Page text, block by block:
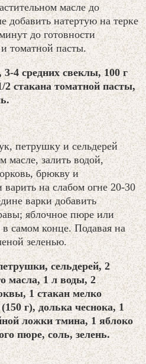
масле до
добавить натертую на терке
до готовности
томатной пасты.
4 средних свеклы, 100 г
2 стакана томатной пасты,
петрушку и сельдерей
масле, залить водой,
брюкву и
на слабом огне 20-30
варки добавить
яблочное пюре или
в самом конце. Подавая на
зеленью.
сельдерей, 2
масла, 1 л воды, 2
1 стакан мелко
г), долька чеснока, 1
ложки тмина, 1 яблоко
пюре, соль, зелень.